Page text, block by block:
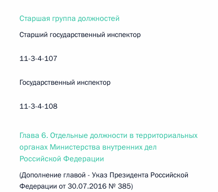
Старшая группа должностей
Старший государственный инспектор
11-3-4-107
Государственный инспектор
11-3-4-108
Глава 6. Отдельные должности в территориальных
органах Министерства внутренних дел
Российской Федерации
(Дополнение главой - Указ Президента Российской
Федерации от 30.07.2016 № 385)